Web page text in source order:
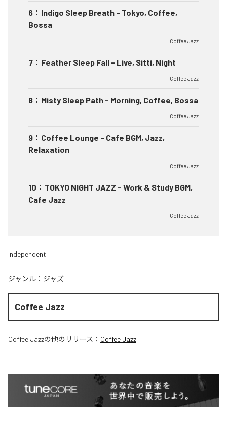
6 ： Indigo Sleep Breath - Tokyo, Coffee,
Bossa
Coffee Jazz
7 ： Feather Sleep Fall - Live, Sitti, Night
Coffee Jazz
8 ： Misty Sleep Path - Morning, Coffee, Bossa
Coffee Jazz
9 ： Coffee Lounge - Cafe BGM, Jazz,
Relaxation
Coffee Jazz
10 ： TOKYO NIGHT JAZZ - Work & Study BGM,
Cafe Jazz
Coffee Jazz
Independent
ジャンル： ジャズ
Coffee Jazz
Coffee Jazzの他のリリース： Coffee Jazz